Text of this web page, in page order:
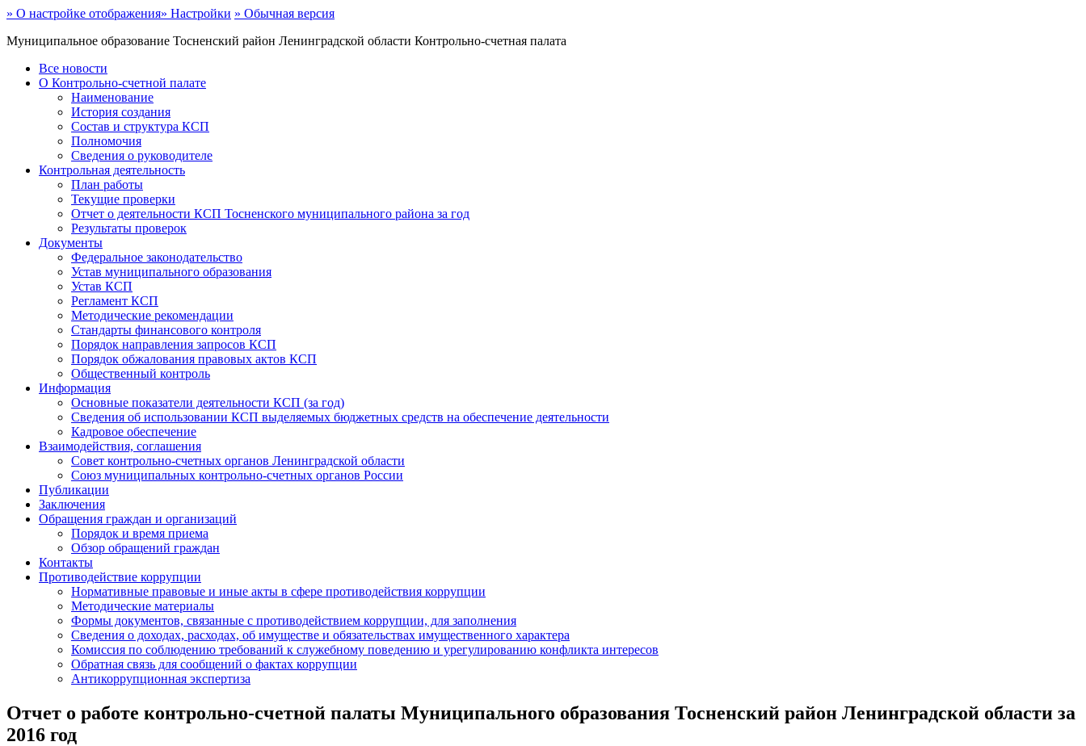
» О настройке отображения» Настройки » Обычная версия
Муниципальное образование Тосненский район Ленинградской области Контрольно-счетная палата
Все новости
О Контрольно-счетной палате
Наименование
История создания
Состав и структура КСП
Полномочия
Сведения о руководителе
Контрольная деятельность
План работы
Текущие проверки
Отчет о деятельности КСП Тосненского муниципального района за год
Результаты проверок
Документы
Федеральное законодательство
Устав муниципального образования
Устав КСП
Регламент КСП
Методические рекомендации
Стандарты финансового контроля
Порядок направления запросов КСП
Порядок обжалования правовых актов КСП
Общественный контроль
Информация
Основные показатели деятельности КСП (за год)
Сведения об использовании КСП выделяемых бюджетных средств на обеспечение деятельности
Кадровое обеспечение
Взаимодействия, соглашения
Совет контрольно-счетных органов Ленинградской области
Союз муниципальных контрольно-счетных органов России
Публикации
Заключения
Обращения граждан и организаций
Порядок и время приема
Обзор обращений граждан
Контакты
Противодействие коррупции
Нормативные правовые и иные акты в сфере противодействия коррупции
Методические материалы
Формы документов, связанные с противодействием коррупции, для заполнения
Сведения о доходах, расходах, об имуществе и обязательствах имущественного характера
Комиссия по соблюдению требований к служебному поведению и урегулированию конфликта интересов
Обратная связь для сообщений о фактах коррупции
Антикоррупционная экспертиза
Отчет о работе контрольно-счетной палаты Муниципального образования Тосненский район Ленинградской области за
2016 год